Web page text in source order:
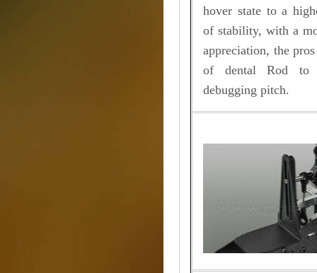
hover state to a
of stability, with a
appreciation, the
of dental Rod to
debugging pitch.